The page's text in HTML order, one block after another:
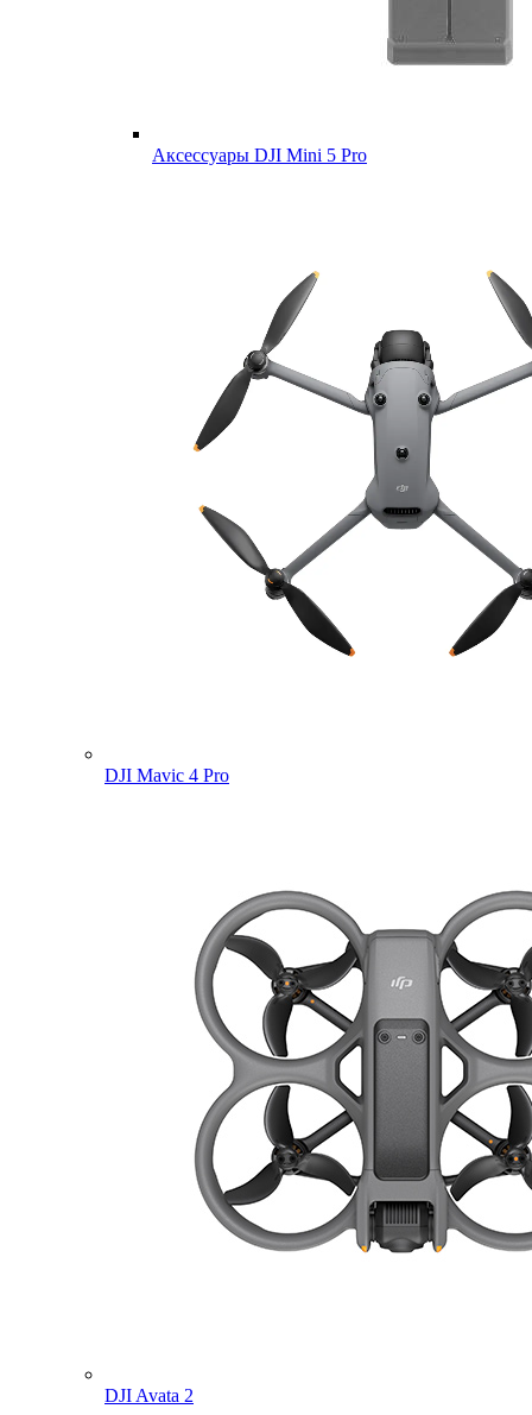
Аксессуары DJI Mini 5 Pro
DJI Mavic 4 Pro
DJI Avata 2